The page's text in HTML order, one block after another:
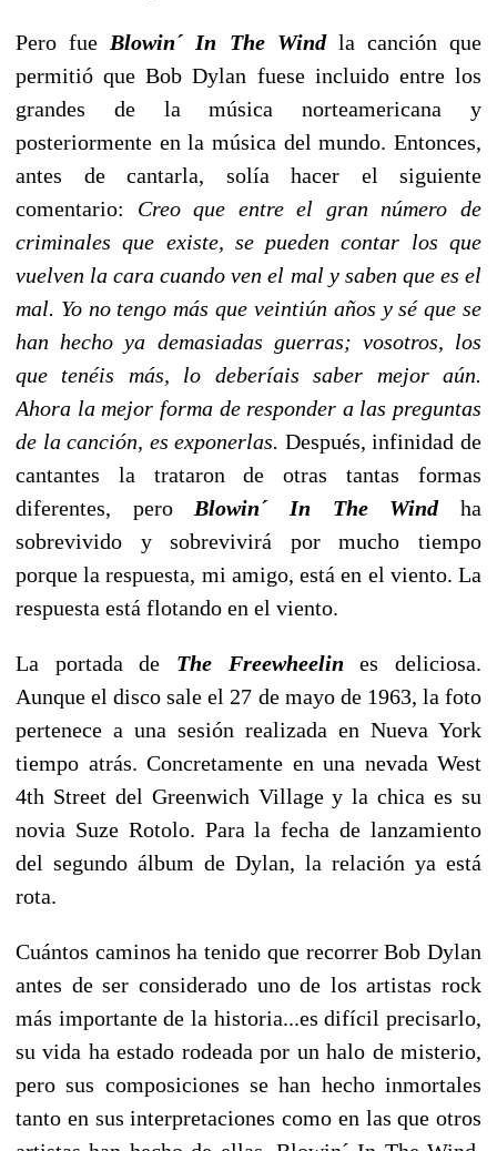
Pero fue Blowin´ In The Windla canción que
permitió que Bob Dylan fuese incluido entre los
grandes de la música norteamericana y
posteriormente en la música del mundo. Entonces,
antes de cantarla, solía hacer el siguiente
comentario: Creo que entre el gran número de
criminales que existe, se pueden contar los que
vuelven la cara cuando ven el mal y saben que es el
mal. Yo no tengo más que veintiún años y sé que se
han hecho ya demasiadas guerras; vosotros, los
que tenéis más, lo deberíais saber mejor aún.
Ahora la mejor forma de responder a las preguntas
de la canción, es exponerlas. Después, infinidad de
cantantes la trataron de otras tantas formas
diferentes, pero Blowin´ In The Windha
sobrevivido y sobrevivirá por mucho tiempo
porque la respuesta, mi amigo, está en el viento. La
respuesta está flotando en el viento.
La portada de The Freewheelin es deliciosa.
Aunque el disco sale el 27 de mayo de 1963, la foto
pertenece a una sesión realizada en Nueva York
tiempo atrás. Concretamente en una nevada West
4th Street del Greenwich Village y la chica es su
novia Suze Rotolo. Para la fecha de lanzamiento
del segundo álbum de Dylan, la relación ya está
rota.
Cuántos caminos ha tenido que recorrer Bob Dylan
antes de ser considerado uno de los artistas rock
más importante de la historia...es difícil precisarlo,
su vida ha estado rodeada por un halo de misterio,
pero sus composiciones se han hecho inmortales
tanto en sus interpretaciones como en las que otros